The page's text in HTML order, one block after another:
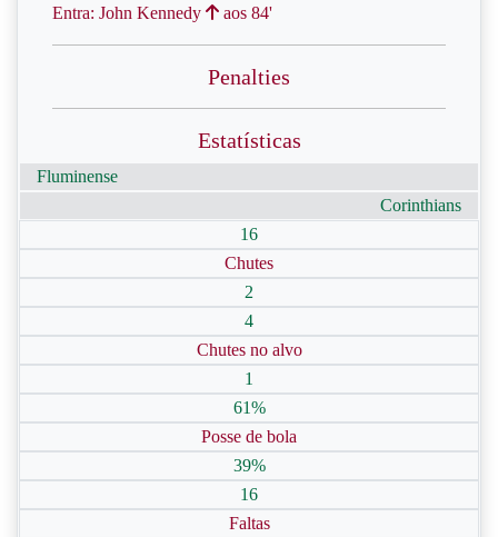
Entra: John Kennedy
aos 84'
Penalties
Estatísticas
Fluminense
Corinthians
16
Chutes
2
4
Chutes no alvo
1
61%
Posse de bola
39%
16
Faltas